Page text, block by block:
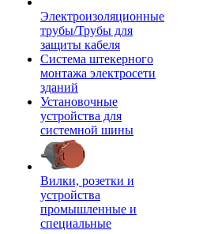
Электроизоляционные
трубы/Трубы для
защиты кабеля
Система штекерного
монтажа электросети
зданий
Установочные
устройства для
системной шины
Вилки, розетки и
устройства
промышленные и
специальные